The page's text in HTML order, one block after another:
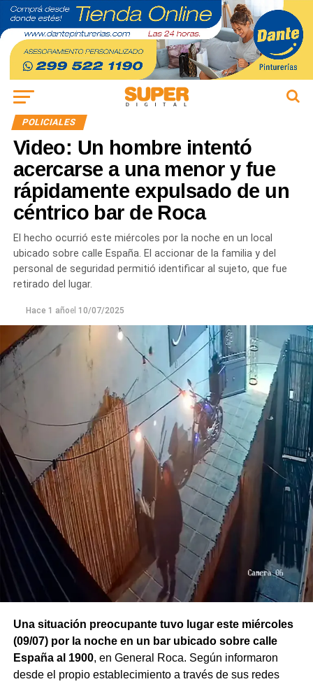
POLICIALES
Video: Un hombre intentó
acercarse a una menor y fue
rápidamente expulsado de un
céntrico bar de Roca
El hecho ocurrió este miércoles por la noche en un local
ubicado sobre calle España. El accionar de la familia y del
personal de seguridad permitió identificar al sujeto, que fue
retirado del lugar.
Hace 1 añoel 10/07/2025
Una situación preocupante tuvo lugar este miércoles
(09/07) por la noche en un bar ubicado sobre calle
España al 1900, en General Roca. Según informaron
desde el propio establecimiento a través de sus redes